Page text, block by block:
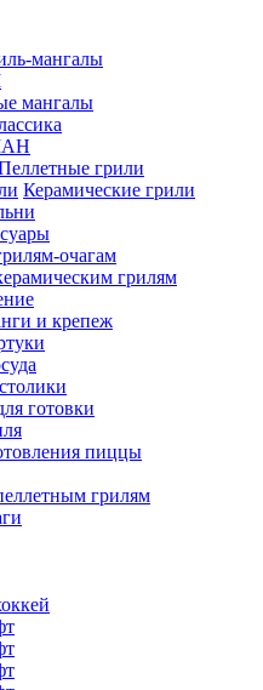
мангалы
мангалы
грили
Керамические грили
очагам
грилям
и крепеж
готовки
пиццы
грилям